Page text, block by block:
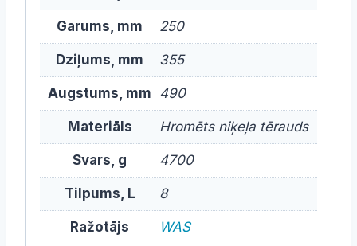
Garums, mm 250
Dziļums, mm 355
Augstums, mm 490
Materiāls Hromēts niķeļa tērauds
Svars, g 4700
Tilpums, L 8
Ražotājs WAS